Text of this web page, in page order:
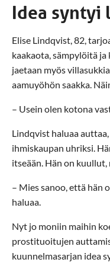
Idea syntyi
Elise Lindqvist, 82,
kaakaota, sämpylöitä ja
jaetaan myös
aamuyöhön saakka.
– Usein olen kotona
Lindqvist haluaa
ihmiskaupan uhriksi.
itseään. Hän on
– Mies sanoo, että hän
haluaa.
Nyt jo moniin maihin
prostituoitujen
kuunnelmasarjan idea